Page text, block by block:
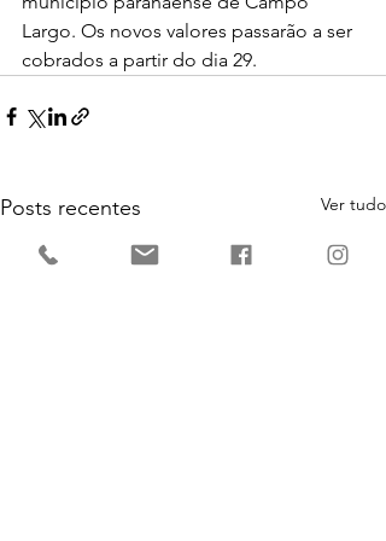
Largo. Os novos valores passarão a ser
cobrados a partir do dia 29.
Posts recentes Ver tudo